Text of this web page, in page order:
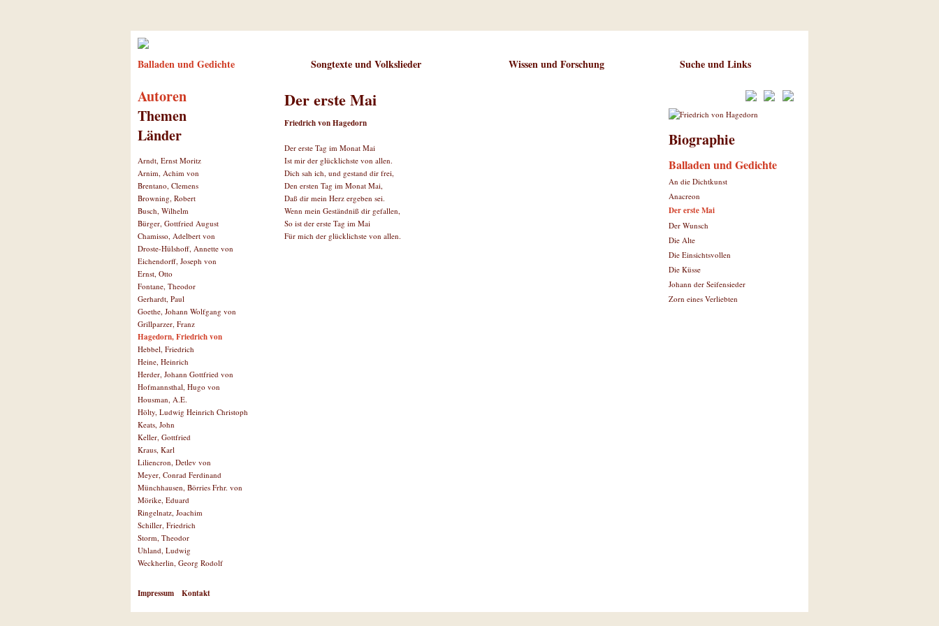
Balladen und Gedichte Songtexte und Volkslieder Wissen und Forschung Suche und Links
Autoren
Themen
Länder
Arndt, Ernst Moritz
Arnim, Achim von
Brentano, Clemens
Browning, Robert
Busch, Wilhelm
Bürger, Gottfried August
Chamisso, Adelbert von
Droste-Hülshoff, Annette von
Eichendorff, Joseph von
Ernst, Otto
Fontane, Theodor
Gerhardt, Paul
Goethe, Johann Wolfgang von
Grillparzer, Franz
Hagedorn, Friedrich von
Hebbel, Friedrich
Heine, Heinrich
Herder, Johann Gottfried von
Hofmannsthal, Hugo von
Housman, A.E.
Hölty, Ludwig Heinrich Christoph
Keats, John
Keller, Gottfried
Kraus, Karl
Liliencron, Detlev von
Meyer, Conrad Ferdinand
Münchhausen, Börries Frhr. von
Mörike, Eduard
Ringelnatz, Joachim
Schiller, Friedrich
Storm, Theodor
Uhland, Ludwig
Weckherlin, Georg Rodolf
Der erste Mai
Friedrich von Hagedorn
Der erste Tag im Monat Mai
Ist mir der glücklichste von allen.
Dich sah ich, und gestand dir frei,
Den ersten Tag im Monat Mai,
Daß dir mein Herz ergeben sei.
Wenn mein Geständniß dir gefallen,
So ist der erste Tag im Mai
Für mich der glücklichste von allen.
Biographie
Balladen und Gedichte
An die Dichtkunst
Anacreon
Der erste Mai
Der Wunsch
Die Alte
Die Einsichtsvollen
Die Küsse
Johann der Seifensieder
Zorn eines Verliebten
Impressum Kontakt